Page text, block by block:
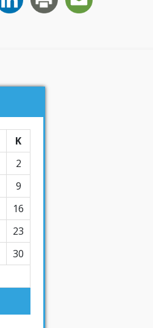
Κ
2
9
16
23
30